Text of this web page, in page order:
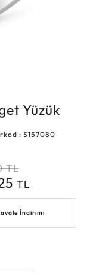
Yüzük
: S157080
TL
TL
İndirimi